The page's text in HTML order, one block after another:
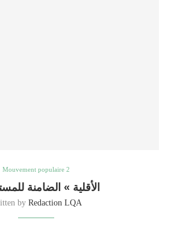
Mouvement populaire 2
« الأقلية » الضامنة
by Redaction LQA